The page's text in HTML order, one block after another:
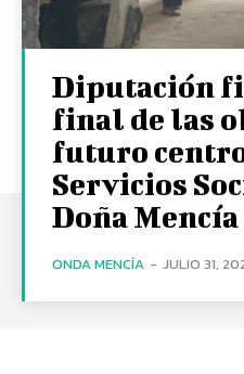
Diputación
final de las
futuro
Servicios
Doña Mencía
ONDA MENCÍA - JULIO 31,